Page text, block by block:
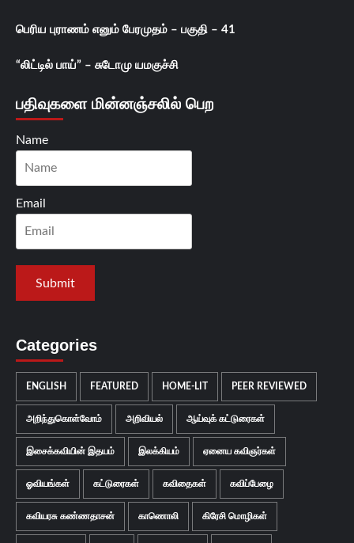
பெரிய புராணம் எனும் பேரமுதம் – பகுதி – 41
“லிட்டில் பாய்” – சுடோமு யமகுச்சி
பதிவுகளை மின்னஞ்சலில் பெற
Name
Email
Categories
ENGLISH FEATURED HOME-LIT PEER REVIEWED
அறிந்துகொள்வோம் அறிவியல் ஆய்வுக் கட்டுரைகள்
இசைக்கவியின் இதயம் இலக்கியம் ஏனைய கவிஞர்கள்
ஓவியங்கள் கட்டுரைகள் கவிதைகள் கவிப்பேழை
கவியரசு கண்ணதாசன் காணொலி கிரேசி மொழிகள்